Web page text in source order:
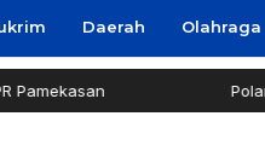
Daerah Olahraga
Polantas